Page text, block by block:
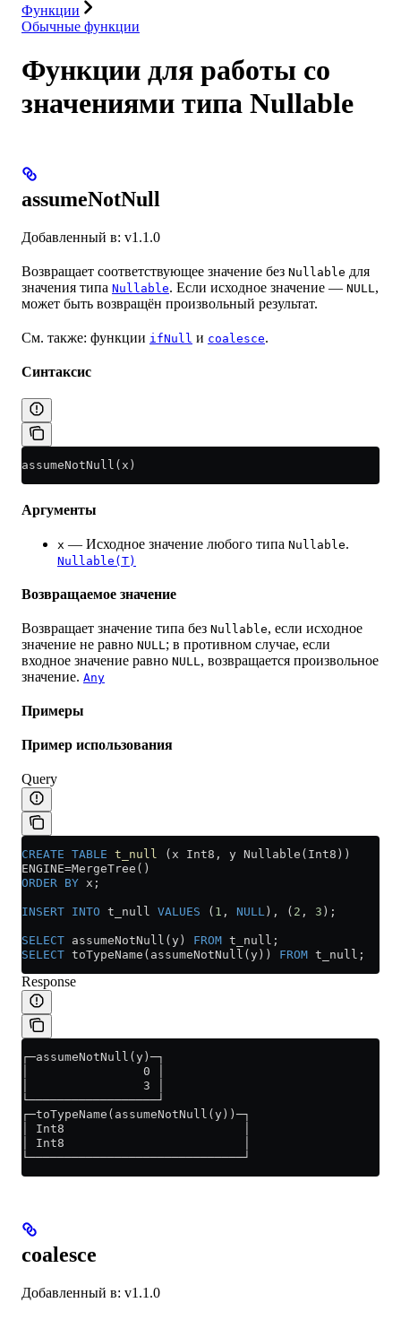
Функции
Обычные функции
Функции для работы со
значениями типа Nullable
assumeNotNull
Добавленный в: v1.1.0
Возвращает соответствующее значение без Nullable для
значения типа Nullable. Если исходное значение — NULL,
может быть возвращён произвольный результат.
См. также: функции ifNull и coalesce.
Синтаксис
assumeNotNull(x)
Аргументы
x — Исходное значение любого типа Nullable.
Nullable(T)
Возвращаемое значение
Возвращает значение типа без Nullable, если исходное
значение не равно NULL; в противном случае, если
входное значение равно NULL, возвращается произвольное
значение. Any
Примеры
Пример использования
Query
CREATE TABLE t_null (x Int8, y Nullable(Int8))
ENGINE=MergeTree()
ORDER BY x;
INSERT INTO t_null VALUES ( 1 , NULL ), ( 2 , 3 );
SELECT assumeNotNull(y) FROM t_null;
SELECT toTypeName(assumeNotNull(y)) FROM t_null;
Response
┌─assumeNotNull(y)─┐
│                0 │
│                3 │
└──────────────────┘
┌─toTypeName(assumeNotNull(y))─┐
│ Int8                         │
│ Int8                         │
└──────────────────────────────┘
coalesce
Добавленный в: v1.1.0